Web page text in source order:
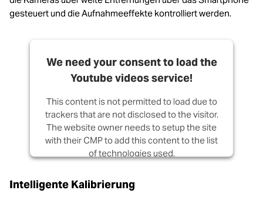
gesteuert und die Aufnahmeeffekte kontrolliert werden.
We need your consent to load the
Youtube videos service!
This content is not permitted to load due to
trackers that are not disclosed to the visitor.
The website owner needs to setup the site
with their CMP to add this content to the list
of technologies used.
Management Platform
Intelligente Kalibrierung